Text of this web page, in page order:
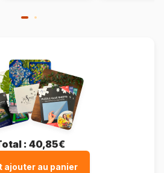
: 40,85€
ajouter au panier